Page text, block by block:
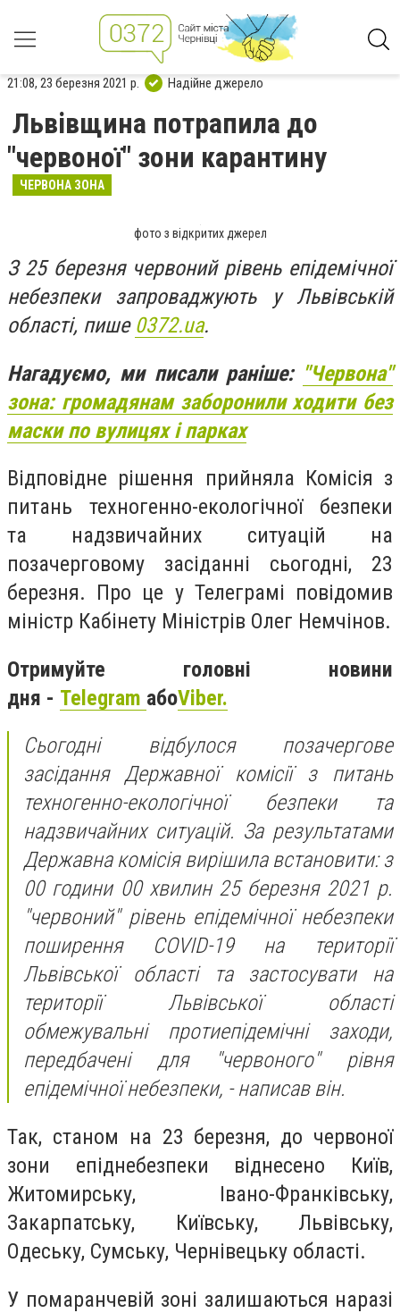
21:08, 23 березня 2021 р. Надійне джерело
Львівщина потрапила до
"червоної" зони карантину
ЧЕРВОНА ЗОНА
фото з відкритих джерел
З 25 березня червоний рівень епідемічної
небезпеки запроваджують у Львівській
області, пише 0372.ua.
Нагадуємо, ми писали раніше: "Червона"
зона: громадянам заборонили ходити без
маски по вулицях і парках
Відповідне рішення прийняла Комісія з
питань техногенно-екологічної безпеки
та надзвичайних ситуацій на
позачерговому засіданні сьогодні, 23
березня. Про це у Телеграмі повідомив
міністр Кабінету Міністрів Олег Немчінов.
Отримуйте головні новини
дня - Telegram абоViber.
Сьогодні відбулося позачергове
засідання Державної комісії з питань
техногенно-екологічної безпеки та
надзвичайних ситуацій. За результатами
Державна комісія вирішила встановити: з
00 години 00 хвилин 25 березня 2021 р.
"червоний" рівень епідемічної небезпеки
поширення COVID-19 на території
Львівської області та застосувати на
території Львівської області
обмежувальні протиепідемічні заходи,
передбачені для "червоного" рівня
епідемічної небезпеки, - написав він.
Так, станом на 23 березня, до червоної
зони епіднебезпеки віднесено Київ,
Житомирську, Івано-Франківську,
Закарпатську, Київську, Львівську,
Одеську, Сумську, Чернівецьку області.
У помаранчевій зоні залишаються наразі